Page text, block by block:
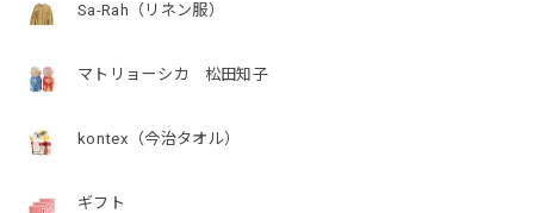
Sa-Rah（リネン服）
マトリョーシカ 松田知子
kontex（今治タオル）
ギフト